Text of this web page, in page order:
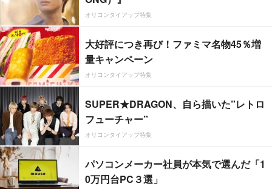
オリコンタイアップ特集
大好評につき再び！ファミマ名物45％増
量キャンペーン
オリコンタイアップ特集
SUPER★DRAGON、自ら描いた”レトロ
フューチャー”
オリコンタイアップ特集
パソコンメーカー社員が本気で選んだ「1
0万円台PC３選」